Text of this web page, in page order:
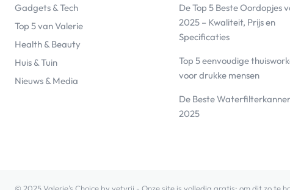
Gadgets & Tech
Top 5 van Valerie
Health & Beauty
Huis & Tuin
Nieuws & Media
De Top 5 Beste Oordopjes
2025 – Kwaliteit, Prijs en
Specificaties
Top 5 eenvoudige
voor drukke mensen
De Beste
2025